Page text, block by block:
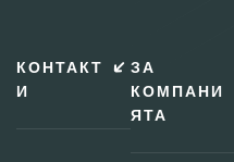
КОНТАКТ
И
ЗА
КОМПАНИ
ЯТА